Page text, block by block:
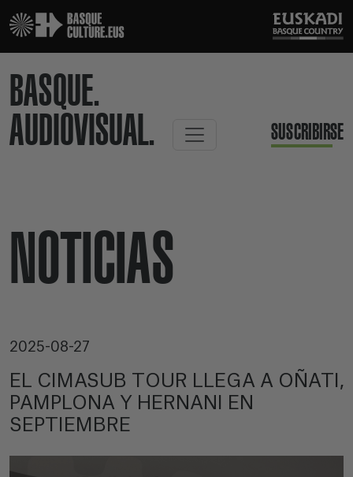
BASQUE.
AUDIOVISUAL.
SUSCRIBIRSE
NOTICIAS
2025-08-27
EL CIMASUB TOUR LLEGA A OÑATI,
PAMPLONA Y HERNANI EN
SEPTIEMBRE